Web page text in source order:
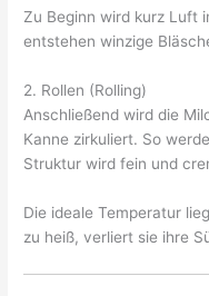
Zu Beginn wird kurz Luft
entstehen winzige
2. Rollen (Rolling)
Anschließend wird die
Kanne zirkuliert. So
Struktur wird fein und
Die ideale Temperatur
zu heiß, verliert sie ihre